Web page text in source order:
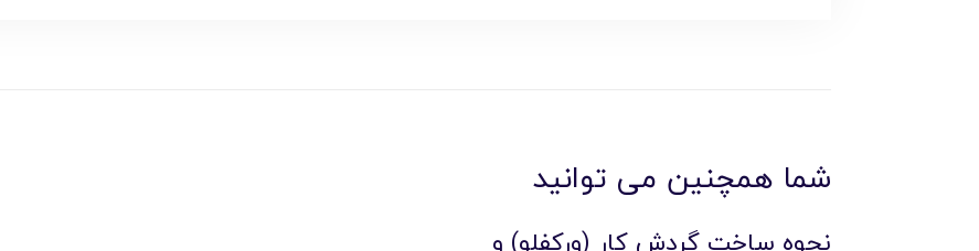
شما همچنین می توانید
نحوه ساخت گردش کار (ورکفلو) و